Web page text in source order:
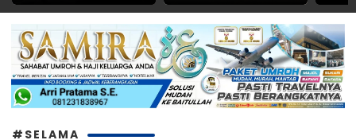
PASURUAN,
ditengarai REKAYASA
BAP LAKALANTAS ,AKP
MARTI dilaporkan
PROPAM Polda Jatim
Lomba Layang-
Layang
#SELAMA